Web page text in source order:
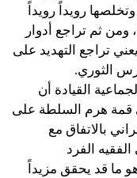
رويداً رويداً
ثم تراجع أدوار
يعني تراجع التهديد على
الثوري.
القيادة أن
قمة هرم السلطة على
بالاتفاق مع
الفرد
ما قد يحقق مزيداً